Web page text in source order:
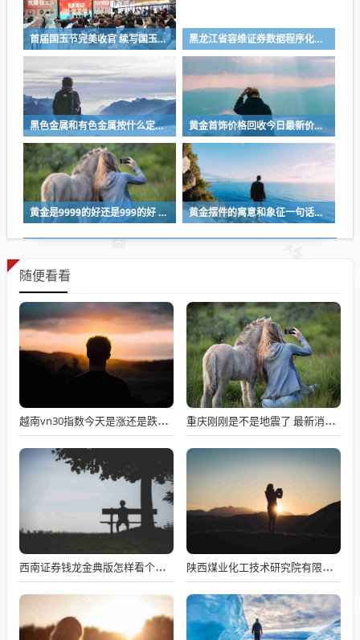
首届国玉节完美收官 续写国玉文化新篇 黑龙江省容维证券数据程序化有限公司？黑龙江省容维证券数据程序化有限公司电话是多少
黑色金属和有色金属按什么定义，黑色金属和有色金属等是按什么分类的 黄金首饰价格回收今日最新价多少钱一克？au999黄金回收多少钱一克
黄金是9999的好还是999的好 黄金999和9999哪个好 黄金摆件的寓意和象征一句话概括 黄金摆件寓意你真正了解多少
随便看看
越南vn30指数今天是涨还是跌，越南vn30指数是什么 重庆刚刚是不是地震了 最新消息，重庆不在地震活跃带
西南证券钱龙金典版怎样看个股行情？怎样在西南证券钱龙金典版上设定自选股 陕西煤业化工技术研究院有限责任公司官网 陕西煤业化工技术研究院有限责任公司电话是多少